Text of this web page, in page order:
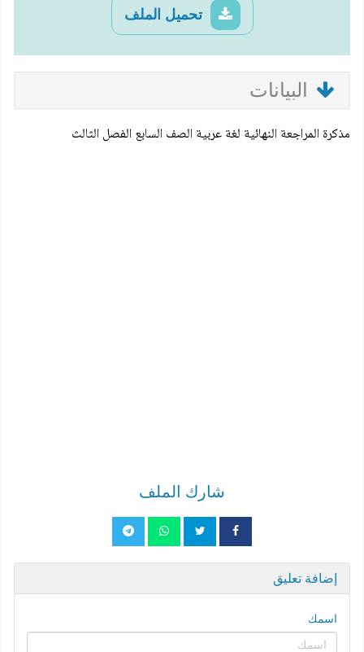
تحميل الملف
البيانات
مذكرة المراجعة النهائية لغة عربية الصف السابع الفصل الثالث
شارك الملف
إضافة تعليق
اسمك